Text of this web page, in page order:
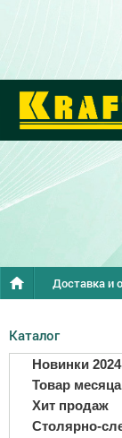
Доставка и
Каталог
Новинки 2024
Товар месяца
Хит продаж
Столярно-